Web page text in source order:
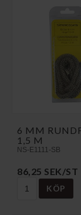
6 MM
1,5 M
NS-E1111-SB
86,25 SEK/ST
KÖP